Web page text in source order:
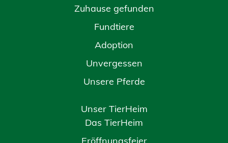
Zuhause gefunden
Fundtiere
Adoption
Unvergessen
Unsere Pferde
Unser TierHeim
Das TierHeim